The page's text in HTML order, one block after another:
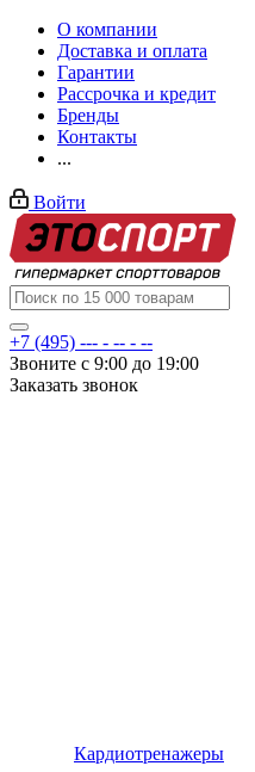
О компании
Доставка и оплата
Гарантии
Рассрочка и кредит
Бренды
Контакты
...
Войти
+7 (495) --- - -- - --
Звоните с 9:00 до 19:00
Заказать звонок
Кардиотренажеры